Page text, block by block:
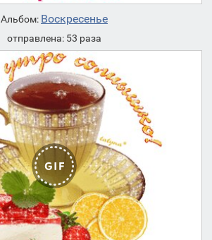
Альбом: Воскресенье
отправлена: 53 раза